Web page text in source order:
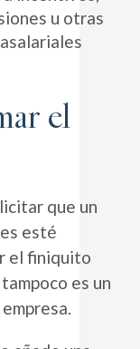
u otras
el
que un
esté
el finiquito
es un